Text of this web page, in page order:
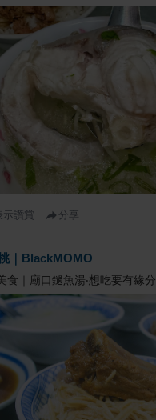
示讚賞 分享
｜BlackMOMO
食｜廟口鐹魚湯‧想吃要有緣分